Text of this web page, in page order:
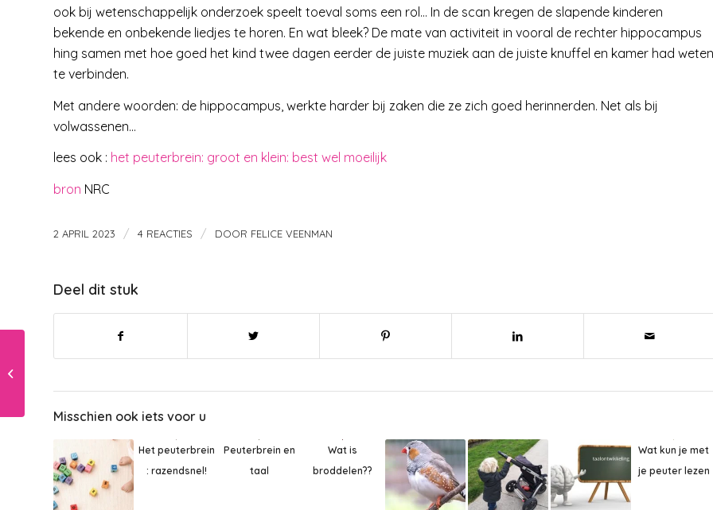
ook bij wetenschappelijk onderzoek speelt toeval soms een rol… In de scan kregen de slapende kinderen
bekende en onbekende liedjes te horen. En wat bleek? De mate van activiteit in vooral de rechter hippocampus
hing samen met hoe goed het kind twee dagen eerder de juiste muziek aan de juiste knuffel en kamer had weten
te verbinden.
Met andere woorden: de hippocampus, werkte harder bij zaken die ze zich goed herinnerden. Net als bij
volwassenen…
lees ook : het peuterbrein: groot en klein: best wel moeilijk
bron NRC
2 APRIL 2023 / 4 REACTIES / DOOR FELICE VEENMAN
Deel dit stuk
Misschien ook iets voor u
Het peuterbrein
: razendsnel!
Peuterbrein en
taal
Wat is
broddelen??
Wat kun je met
je peuter lezen
Die vlogger bepaalt
je kind niet!!